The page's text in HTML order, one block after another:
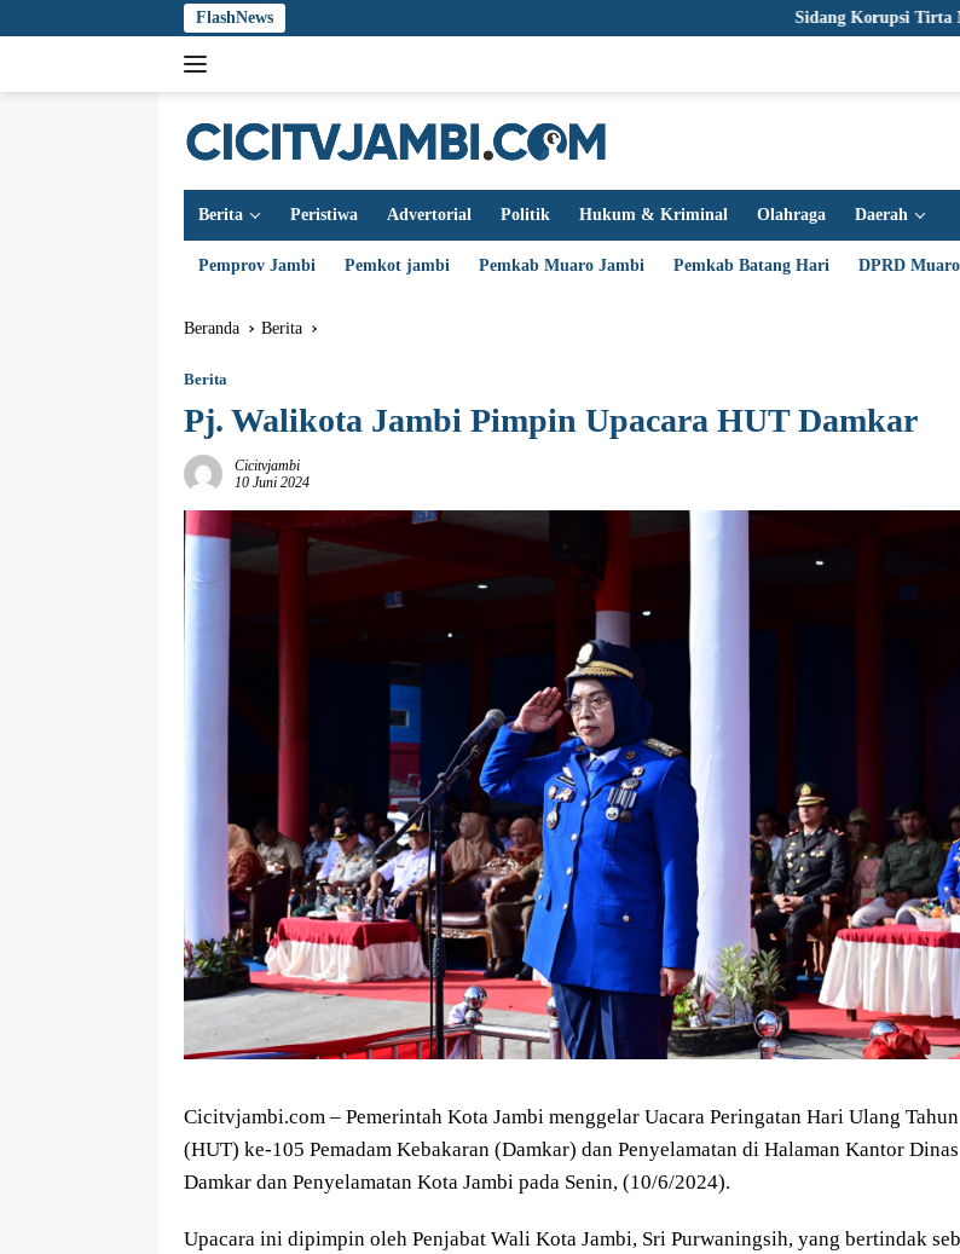
ke
FlashNews Sidang Korupsi Tirta Mayang, ULP
Berita Peristiwa Advertorial Politik Hukum & Kriminal Olahraga Daerah
Pemprov Jambi Pemkot jambi Pemkab Muaro Jambi Pemkab Batang Hari DPRD
Beranda Berita
Berita
Pj. Walikota Jambi Pimpin Upacara HUT Damkar
Cicitvjambi
10 Juni 2024
Cicitvjambi.com – Pemerintah Kota Jambi menggelar Uacara Peringatan Hari Ulang Tahun
(HUT) ke-105 Pemadam Kebakaran (Damkar) dan Penyelamatan di Halaman Kantor Dinas
Damkar dan Penyelamatan Kota Jambi pada Senin, (10/6/2024).
Upacara ini dipimpin oleh Penjabat Wali Kota Jambi, Sri Purwaningsih, yang bertindak